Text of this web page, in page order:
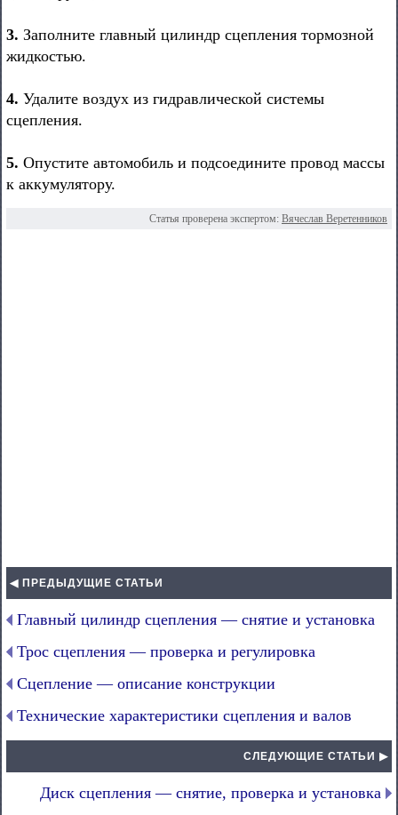
3. Заполните главный цилиндр сцепления тормозной
жидкостью.
4. Удалите воздух из гидравлической системы
сцепления.
5. Опустите автомобиль и подсоедините провод массы
к аккумулятору.
Статья проверена экспертом: Вячеслав Веретенников
◀ ПРЕДЫДУЩИЕ СТАТЬИ
Главный цилиндр сцепления — снятие и установка
Трос сцепления — проверка и регулировка
Сцепление — описание конструкции
Технические характеристики сцепления и валов
СЛЕДУЮЩИЕ СТАТЬИ ▶
Диск сцепления — снятие, проверка и установка